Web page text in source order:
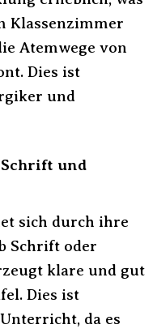
Klassenzimmer
Atemwege von
Dies ist
und
und
sich durch ihre
Schrift oder
klare und gut
Dies ist
da es